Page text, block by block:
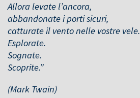
Allora levate l’ancora,
abbandonate i porti sicuri,
catturate il vento nelle vostre vele.
Esplorate.
Sognate.
Scoprite.”
(Mark Twain)